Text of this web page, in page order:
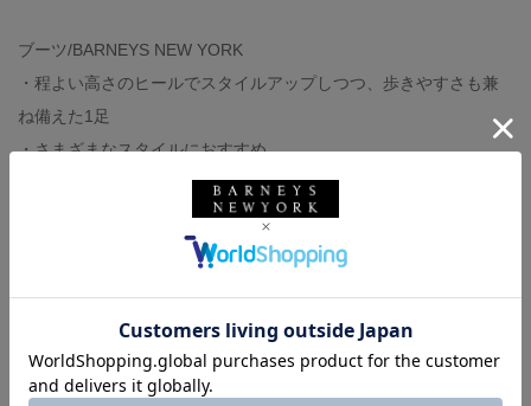
ブーツ/BARNEYS NEW YORK
・程よい高さのヒールでスタイルアップしつつ、歩きやすさも兼
ね備えた1足
・さまざまなスタイルにおすすめ
バッグ/BARNEYS NEW YORK
BARNEYS NEW YORK ドレス
ウィメンズウェア バッグ